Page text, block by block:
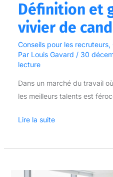
Définition et
vivier de
Conseils pour les recruteurs,
Par Louis Gavard / 30
lecture
Dans un marché du travail
les meilleurs talents est
Lire la suite